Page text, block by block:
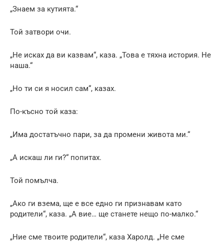
„Знаем за кутията.“
Той затвори очи.
„Не исках да ви казвам“, каза. „Това е тяхна история. Не
наша.“
„Но ти си я носил сам“, казах.
По-късно той каза:
„Има достатъчно пари, за да промени живота ми.“
„А искаш ли ги?“ попитах.
Той помълча.
„Ако ги взема, ще е все едно ги признавам като
родители“, каза. „А вие… ще станете нещо по-малко.“
„Ние сме твоите родители“, каза Харолд. „Не сме